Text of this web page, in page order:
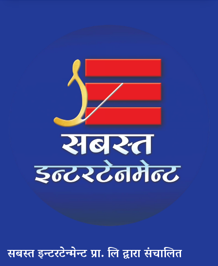
सबस्त इन्टरटेन्मेन्ट प्रा. लि द्वारा संचालित